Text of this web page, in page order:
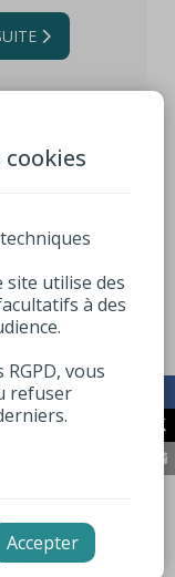
utilise des
à des
vous
refuser
Accepter